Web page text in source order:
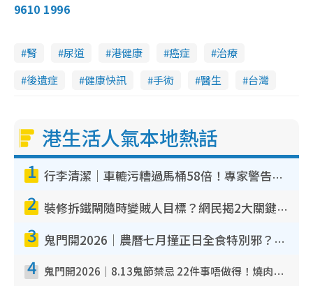
9610 1996
腎 尿道 港健康 癌症
治療
後遺症
健康快訊 手術 醫生 台灣
港生活人氣本地熱話
1 行李清潔｜車轆污糟過馬桶58倍！專家警告忌用酒精抹 教1招免污手除菌
2 裝修拆鐵閘隨時變賊人目標？網民揭2大關鍵用途：裝新式等於白裝？附新舊鐵閘分別
3 鬼門開2026｜農曆七月撞正日全食特別邪？專家警告切忌做一事！揭4大禁忌+2招保平安
4 鬼門開2026｜8.13鬼節禁忌 22件事唔做得！燒肉、刺身要少食？半夜勿吹口哨/打呢個電話